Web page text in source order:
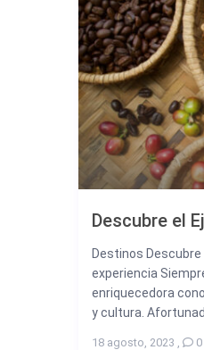
Descubre el
Destinos Descubre
experiencia
enriquecedora
y cultura.
18 agosto, 2023 0